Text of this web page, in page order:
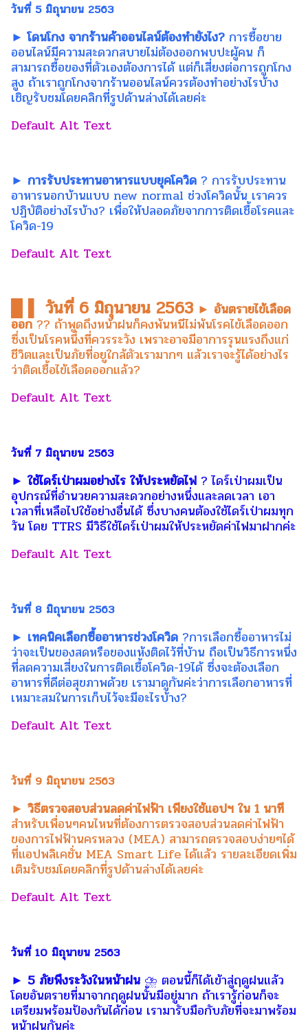
วันที่ 5 มิถุนายน 2563
► โดนโกง จากร้านค้าออนไลน์ต้องทำยังไง? การซื้อขาย
ออนไลน์มีความสะดวกสบายไม่ต้องออกพบปะผู้คน ก็
สามารถซื้อของที่ตัวเองต้องการได้ แต่ก็เสี่ยงต่อการถูกโกง
สูง ถ้าเราถูกโกงจากร้านออนไลน์ควรต้องทำอย่างไรบ้าง
เชิญรับชมโดยคลิกที่รูปด้านล่างได้เลยค่ะ
► การรับประทานอาหารแบบยุคโควิด ? การรับประทาน
อาหารนอกบ้านแบบ new normal ช่วงโควิดนั้น เราควร
ปฏิบัติอย่างไรบ้าง? เพื่อให้ปลอดภัยจากการติดเชื้อโรคและ
โควิด-19
█ ▌ วันที่ 6 มิถุนายน 2563 ► อันตรายไข้เลือด
ออก ?? ถ้าพูดถึงหน้าฝนก็คงพ้นหนีไม่พ้นโรคไข้เลือดออก
ซึ่งเป็นโรคหนึ่งที่ควรระวัง เพราะอาจมีอาการรุนแรงถึงแก่
ชีวิตและเป็นภัยที่อยูใกล้ตัวเรามากๆ แล้วเราจะรู้ได้อย่างไร
ว่าติดเชื้อไข้เลือดออกแล้ว?
วันที่ 7 มิถุนายน 2563
► ใช้ไดร์เป่าผมอย่างไร ให้ประหยัดไฟ ? ไดร์เป่าผมเป็น
อุปกรณ์ที่อำนวยความสะดวกอย่างหนึ่งและลดเวลา เอา
เวลาที่เหลือไปใช้อย่างอื่นได้ ซึ่งบางคนต้องใช้ไดร์เป่าผมทุก
วัน โดย TTRS มีวิธีใช้ไดร์เป่าผมให้ประหยัดค่าไฟมาฝากค่ะ
วันที่ 8 มิถุนายน 2563
► เทคนิคเลือกซื้ออาหารช่วงโควิด ?การเลือกซื้ออาหารไม่
ว่าจะเป็นของสดหรือของแห้งติดไว้ที่บ้าน ถือเป็นวิธีการหนึ่ง
ที่ลดความเสี่ยงในการติดเชื้อโควิด-19ได้ ซึ่งจะต้องเลือก
อาหารที่ดีต่อสุขภาพด้วย เรามาดูกันค่ะว่าการเลือกอาหารที่
เหมาะสมในการเก็บไว้จะมีอะไรบ้าง?
วันที่ 9 มิถุนายน 2563
► วิธีตรวจสอบส่วนลดค่าไฟฟ้า เพียงใช้แอปฯ ใน 1 นาที
สำหรับเพื่อนๆคนไหนที่ต้องการตรวจสอบส่วนลดค่าไฟฟ้า
ของการไฟฟ้านครหลวง (MEA) สามารถตรวจสอบง่ายๆได้
ที่แอปพลิเคชั่น MEA Smart Life ได้แล้ว รายละเอียดเพิ่ม
เติมรับชมโดยคลิกที่รูปด้านล่างได้เลยค่ะ
วันที่ 10 มิถุนายน 2563
► 5 ภัยพึงระวังในหน้าฝน ⛈ ตอนนี้ก็ได้เข้าสู่ฤดูฝนแล้ว
โดยอันตรายที่มาจากฤดูฝนนั้นมีอยู่มาก ถ้าเรารู้ก่อนก็จะ
เตรียมพร้อมป้องกันได้ก่อน เรามารับมือกับภัยที่จะมาพร้อม
หน้าฝนกันค่ะ